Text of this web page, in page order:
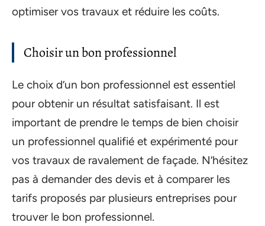
optimiser vos travaux et réduire les coûts.
Choisir un bon professionnel
Le choix d’un bon professionnel est essentiel
pour obtenir un résultat satisfaisant. Il est
important de prendre le temps de bien choisir
un professionnel qualifié et expérimenté pour
vos travaux de ravalement de façade. N’hésitez
pas à demander des devis et à comparer les
tarifs proposés par plusieurs entreprises pour
trouver le bon professionnel.